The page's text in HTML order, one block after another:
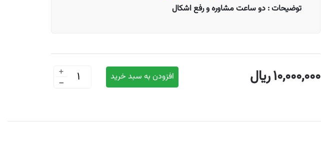
توضیحات : دو ساعت مشاوره و رفع اشکال
+
- افزودن به سبد خرید 10,000,000ریال